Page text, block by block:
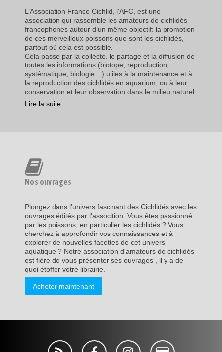
L’Association France Cichlid, l‘AFC, est une
association qui rassemble les amateurs de cichlidés
francophones autour d’un même objectif: la promotion
de ces merveilleux poissons que sont les cichlidés,
partout où cela est possible.
Cela passe par la collecte, le partage et la diffusion de
toutes les informations (biotope, reproduction,
systématique, biologie…) utiles à la maintenance et à
la reproduction des cichlidés en aquarium, ou à leur
conservation et leur observation dans le milieu naturel.
Lire la suite
Nos ouvrages
Plongez dans l’univers fascinant des Cichlidés avec les
ouvrages édités par l'assocition. Vous êtes passionné
par les poissons, en particulier les cichlidés ? Vous
cherchez à approfondir vos connaissances et à
explorer de nouvelles facettes de cet univers
aquatique ? Notre association d'amateurs de cichlidés
est fière de vous présenter ses ouvrages , il y a de
quoi étoffer votre librairie.
Acheter maintenant